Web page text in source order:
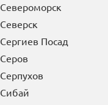
Североморск
Северск
Сергиев Посад
Серов
Серпухов
Сибай